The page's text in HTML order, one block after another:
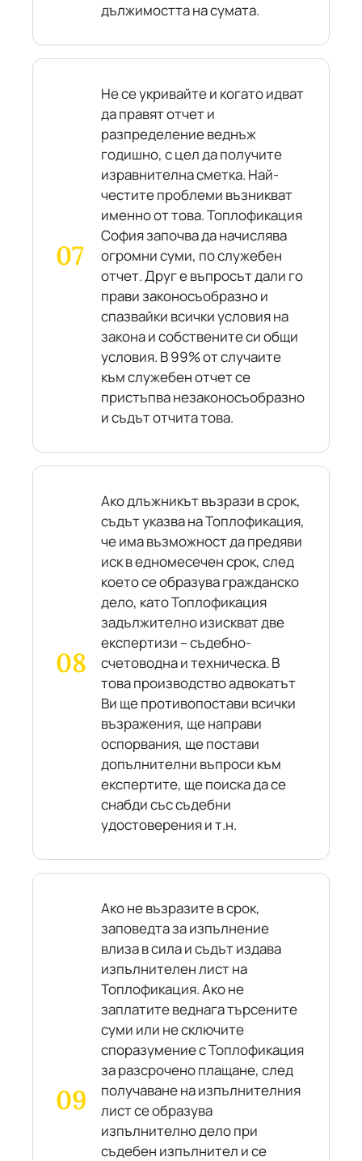
дължимостта на сумата.
Не се укривайте и когато идват
да правят отчет и
разпределение веднъж
годишно, с цел да получите
изравнителна сметка. Най-
честите проблеми възникват
именно от това. Топлофикация
София започва да начислява
огромни суми, по служебен
отчет. Друг е въпросът дали го
прави законосъобразно и
спазвайки всички условия на
закона и собствените си общи
условия. В 99% от случаите
към служебен отчет се
пристъпва незаконосъобразно
и съдът отчита това.
Ако длъжникът възрази в срок,
съдът указва на Топлофикация,
че има възможност да предяви
иск в едномесечен срок, след
което се образува гражданско
дело, като Топлофикация
задължително изискват две
експертизи – съдебно-
счетоводна и техническа. В
това производство адвокатът
Ви ще противопостави всички
възражения, ще направи
оспорвания, ще постави
допълнителни въпроси към
експертите, ще поиска да се
снабди със съдебни
удостоверения и т.н.
Ако не възразите в срок,
заповедта за изпълнение
влиза в сила и съдът издава
изпълнителен лист на
Топлофикация. Ако не
заплатите веднага търсените
суми или не сключите
споразумение с Топлофикация
за разсрочено плащане, след
получаване на изпълнителния
лист се образува
изпълнително дело при
съдебен изпълнител и се